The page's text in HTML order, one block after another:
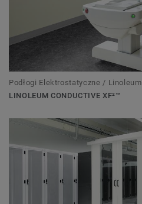
Podłogi Elektrostatyczne / Linoleum
LINOLEUM CONDUCTIVE XF²™